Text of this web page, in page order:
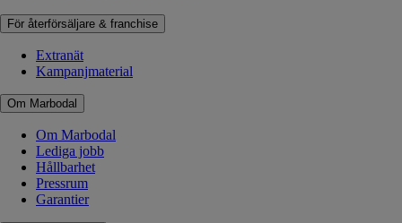
För återförsäljare & franchise
Extranät
Kampanjmaterial
Om Marbodal
Om Marbodal
Lediga jobb
Hållbarhet
Pressrum
Garantier